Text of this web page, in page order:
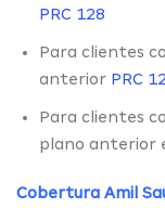
PRC 128
Para clientes
anterior PRC
Para clientes
plano anterior
Cobertura Amil